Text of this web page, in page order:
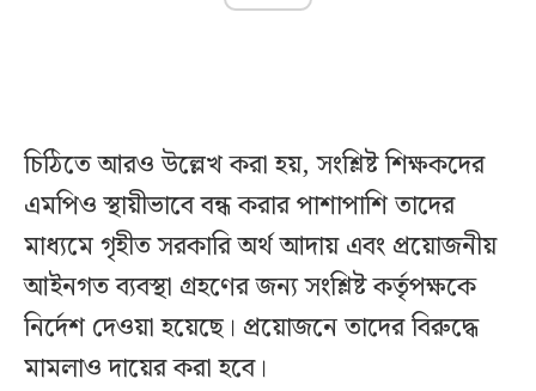
চিঠিতে আরও উল্লেখ করা হয়, সংশ্লিষ্ট শিক্ষকদের
এমপিও স্থায়ীভাবে বন্ধ করার পাশাপাশি তাদের
মাধ্যমে গৃহীত সরকারি অর্থ আদায় এবং প্রয়োজনীয়
আইনগত ব্যবস্থা গ্রহণের জন্য সংশ্লিষ্ট কর্তৃপক্ষকে
নির্দেশ দেওয়া হয়েছে। প্রয়োজনে তাদের বিরুদ্ধে
মামলাও দায়ের করা হবে।